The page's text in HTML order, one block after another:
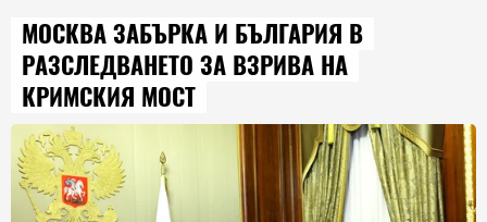
МОСКВА ЗАБЪРКА И БЪЛГАРИЯ В
РАЗСЛЕДВАНЕТО ЗА ВЗРИВА НА
КРИМСКИЯ МОСТ